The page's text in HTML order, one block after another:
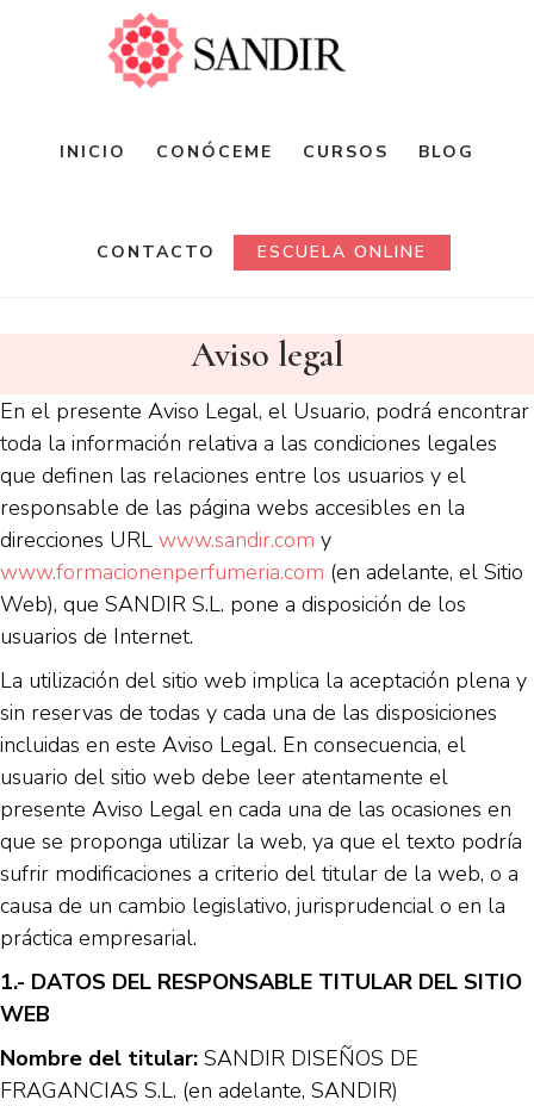
INICIO CONÓCEME CURSOS BLOG
CONTACTO ESCUELA ONLINE
Aviso legal
En el presente Aviso Legal, el Usuario, podrá encontrar
toda la información relativa a las condiciones legales
que definen las relaciones entre los usuarios y el
responsable de las página webs accesibles en la
direcciones URL www.sandir.com y
www.formacionenperfumeria.com (en adelante, el Sitio
Web), que SANDIR S.L. pone a disposición de los
usuarios de Internet.
La utilización del sitio web implica la aceptación plena y
sin reservas de todas y cada una de las disposiciones
incluidas en este Aviso Legal. En consecuencia, el
usuario del sitio web debe leer atentamente el
presente Aviso Legal en cada una de las ocasiones en
que se proponga utilizar la web, ya que el texto podría
sufrir modificaciones a criterio del titular de la web, o a
causa de un cambio legislativo, jurisprudencial o en la
práctica empresarial.
1.- DATOS DEL RESPONSABLE TITULAR DEL SITIO
WEB
Nombre del titular: SANDIR DISEÑOS DE
FRAGANCIAS S.L. (en adelante, SANDIR)